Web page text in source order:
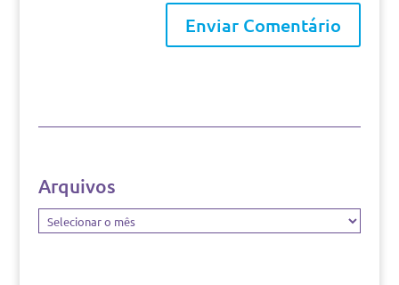
Arquivos
Arquivos